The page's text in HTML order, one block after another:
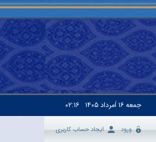
جمعه۱۶ اَمرداد ۱۴۰۵ ۰۲:۱۶
ورود ایجاد حساب کاربری